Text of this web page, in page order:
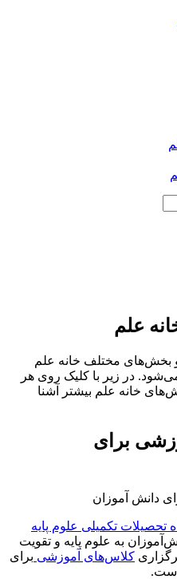
علم
بخش‌های مختلف خانه علم
در زیر با کلیک روی هر
خانه علم بیشتر آشنا
برای
تحصیلات تکمیلی علوم پایه
به علوم پایه و تقویت
کلاس‌های آموزشی برای